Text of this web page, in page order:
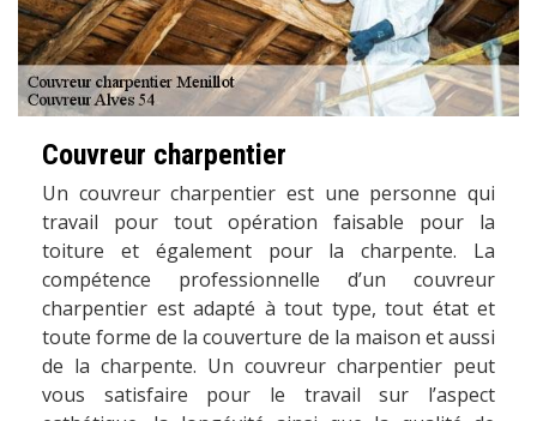
Couvreur charpentier
Un couvreur charpentier est une personne qui
travail pour tout opération faisable pour la
toiture et également pour la charpente. La
compétence professionnelle d’un couvreur
charpentier est adapté à tout type, tout état et
toute forme de la couverture de la maison et aussi
de la charpente. Un couvreur charpentier peut
vous satisfaire pour le travail sur l’aspect